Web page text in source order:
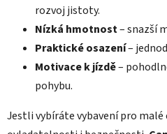
rozvoj jistoty.
Nízká hmotnost– snazší
Praktické osazení–
Motivace k jízdě–
pohybu.
Jestli vybíráte vybavení pro malé